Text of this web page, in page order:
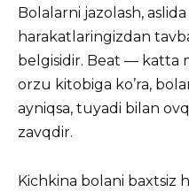
Bolalarni jazolash,
harakatlaringizdan
belgisidir. Beat — katta
orzu kitobiga ko’ra,
ayniqsa, tuyadi bilan
zavqdir.
Kichkina bolani baxtsiz